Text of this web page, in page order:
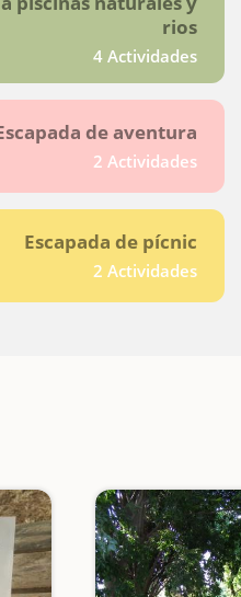
rios
4 Actividades
de aventura
2 Actividades
Escapada de pícnic
2 Actividades